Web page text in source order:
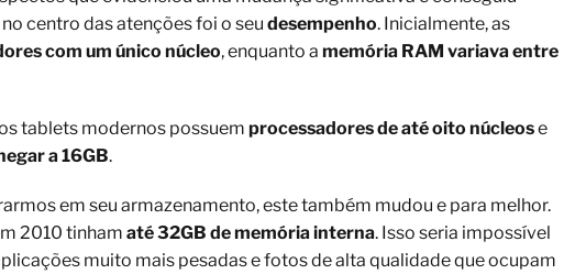
centro das atenções foi o seu desempenho. Inicialmente, as
com um único núcleo, enquanto a memória RAM variava entre
tablets modernos possuem processadores de até oito núcleose
a 16GB.
em seu armazenamento, este também mudou e para melhor.
2010 tinham até 32GB de memória interna. Isso seria impossível
muito mais pesadas e fotos de alta qualidade que ocupam